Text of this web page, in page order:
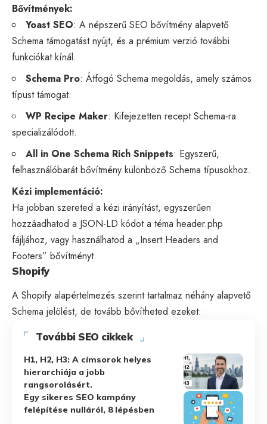
Bővítmények:
Yoast SEO: A népszerű SEO bővítmény alapvető
Schema támogatást nyújt, és a prémium verzió további
funkciókat kínál.
Schema Pro: Átfogó Schema megoldás, amely számos
típust támogat.
WP Recipe Maker: Kifejezetten recept Schema-ra
specializálódott.
All in One Schema Rich Snippets: Egyszerű,
felhasználóbarát bővítmény különböző Schema típusokhoz.
Kézi implementáció:
Ha jobban szereted a kézi irányítást, egyszerűen
hozzáadhatod a JSON-LD kódot a téma header.php
fájljához, vagy használhatod a „Insert Headers and
Footers” bővítményt.
Shopify
A Shopify alapértelmezés szerint tartalmaz néhány alapvető
Schema jelölést, de tovább bővítheted ezeket:
További SEO cikkek
H1, H2, H3: A címsorok helyes
hierarchiája a jobb
rangsorolásért.
Egy sikeres SEO kampány
felépítése nulláról, 8 lépésben